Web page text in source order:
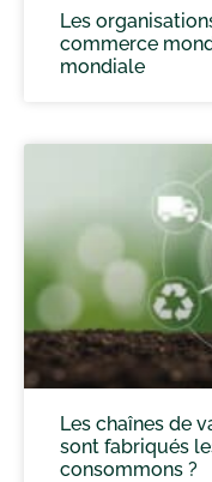
Les
commerce
mondiale
Les chaînes de
sont fabriqués
consommons ?